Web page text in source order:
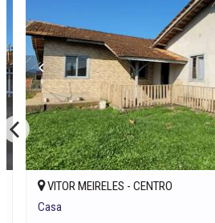
VITOR MEIRELES - CENTRO
Casa